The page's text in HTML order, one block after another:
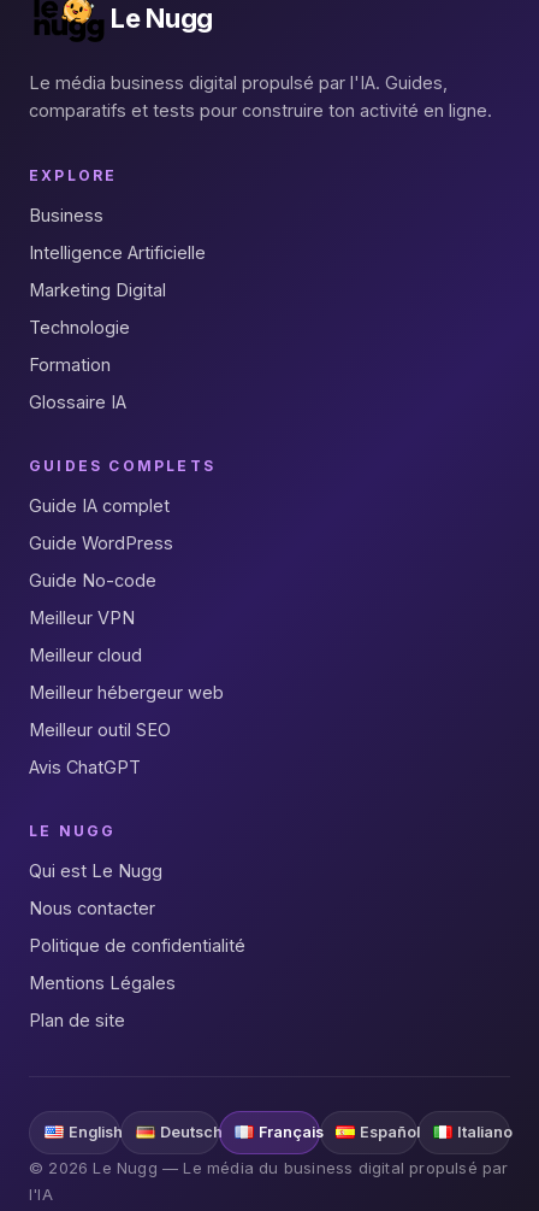
Le Nugg
Le média business digital propulsé par l'IA. Guides,
comparatifs et tests pour construire ton activité en ligne.
EXPLORE
Business
Intelligence Artificielle
Marketing Digital
Technologie
Formation
Glossaire IA
GUIDES COMPLETS
Guide IA complet
Guide WordPress
Guide No-code
Meilleur VPN
Meilleur cloud
Meilleur hébergeur web
Meilleur outil SEO
Avis ChatGPT
LE NUGG
Qui est Le Nugg
Nous contacter
Politique de confidentialité
Mentions Légales
Plan de site
English Deutsch Français Español Italiano
© 2026 Le Nugg — Le média du business digital propulsé par
l'IA